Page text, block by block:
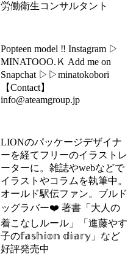
労働衛生コンサルタント
Popteen model ‼︎ Instagram ▷
MINATOOO.Ｋ Add me on
Snapchat ▷▷minatokobori
【Contact】
info@ateamgroup.jp
LIONのパッケージデザイナ
ーを経てフリーのイラストレ
ーターに。雑誌やwebなどで
イラストやコラムを執筆中。
オールド駅伝ファン。ブルド
ッグラバー❤️ 著書「大人の
着こなしルール」「進藤やす
子の𝕗𝕒𝕤𝕙𝕚𝕠𝕟 𝕕𝕚𝕒𝕣𝕪」など
好評発売中